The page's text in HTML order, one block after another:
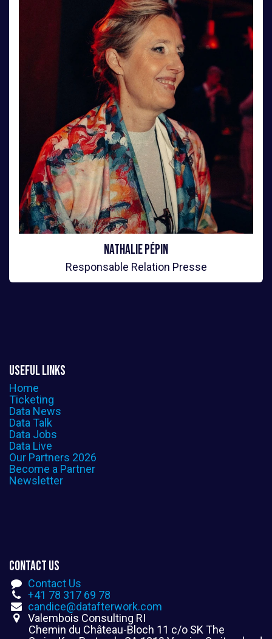
Nathalie Pépin
Responsable Relation Presse
useful links
Home
Ticketing
Data News
Data Talk
Data Jobs
Data Live
Our Partners 2026
Become a Partner
Newsletter
Contact us
Contact Us
+41 78 317 69​ 78
candice@datafterwork.com
Valembois Consulting RI
Chemin du Château-Bloch 11 c/o SK The